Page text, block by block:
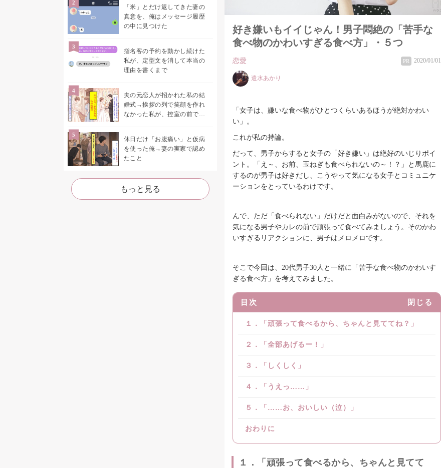
「米」とだけ返してきた妻の
真意を、俺はメッセージ履歴
の中に見つけた
指名客の予約を動かし続けた
私が、定型文を消して本当の
理由を書くまで
夫の元恋人が招かれた私の結
婚式→挨拶の列で笑顔を作れ
なかった私が、控室の前で彼
休日だけ「お腹痛い」と仮病
を使った俺→妻の実家で認め
たこと
もっと見る
好き嫌いもイイじゃん！男子悶絶の「苦手な
食べ物のかわいすぎる食べ方」・５つ
恋愛 PR 2020/01/01
遣水あかり
「女子は、嫌いな食べ物がひとつくらいあるほうが絶対かわい
い」。
これが私の持論。
だって、男子からすると女子の「好き嫌い」は絶好のいじりポイ
ント。「え～、お前、玉ねぎも食べられないの～！？」と馬鹿に
するのが男子は好きだし、こうやって気になる女子とコミュニケ
ーションをとっているわけです。
んで、ただ「食べられない」だけだと面白みがないので、それを
気になる男子やカレの前で頑張って食べてみましょう。そのかわ
いすぎるリアクションに、男子はメロメロです。
そこで今回は、20代男子30人と一緒に「苦手な食べ物のかわいす
ぎる食べ方」を考えてみました。
目次 閉じる
１．「頑張って食べるから、ちゃんと見ててね？」
２．「全部あげるー！」
３．「しくしく」
４．「うえっ……」
５．「……お、おいしい（泣）」
おわりに
１．「頑張って食べるから、ちゃんと見てて